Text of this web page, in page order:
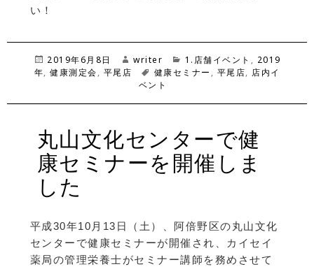
い！
投
稿
2019年6月8日
作
成
者
writer
カ
テ
1.店舗イベント , 2019
年, 健康測定会, 平尾店
タ
グ
健康セミナー , 平尾店, 店内イ
ベント
丸山文化センターで健
康セミナーを開催しま
した
平成30年10月13日（土）、阿倍野区の丸山文化
センターで健康セミナーが開催され、カイセイ
薬局の管理栄養士がセミナー講師を務めさせて